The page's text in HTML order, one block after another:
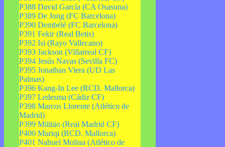
P388 David García (CA Osasuna)
P389 De Jong (FC Barcelona)
P390 Dembélé (FC Barcelona)
P391 Fekir (Real Betis)
P392 Isi (Rayo Vallecano)
P393 Jackson (Villarreal CF)
P394 Jesús Navas (Sevilla FC)
P395 Jonathan Viera (UD Las
Palmas)
P396 Kang-In Lee (RCD. Mallorca)
P397 Ledesma (Cádiz CF)
P398 Marcos Llorente (Atlético de
Madrid)
P399 Militäo (Real Madrid CF)
P400 Muriqi (RCD. Mallorca)
P401 Nahuel Molina (Atlético de